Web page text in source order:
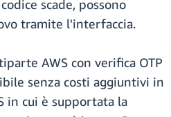
scade, possono
tramite l'interfaccia.
AWS con verifica OTP
senza costi aggiuntivi in
in cui è supportata la